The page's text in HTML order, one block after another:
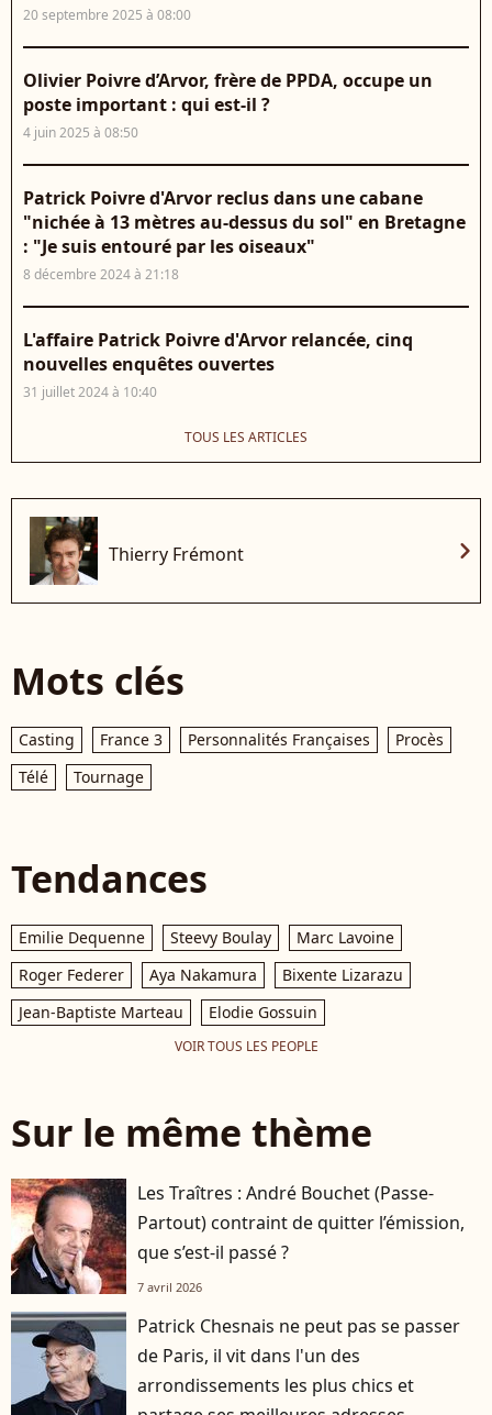
20 septembre 2025 à 08:00
Olivier Poivre d’Arvor, frère de PPDA, occupe un
poste important : qui est-il ?
4 juin 2025 à 08:50
Patrick Poivre d'Arvor reclus dans une cabane
"nichée à 13 mètres au-dessus du sol" en Bretagne
: "Je suis entouré par les oiseaux"
8 décembre 2024 à 21:18
L'affaire Patrick Poivre d'Arvor relancée, cinq
nouvelles enquêtes ouvertes
31 juillet 2024 à 10:40
TOUS LES ARTICLES
Thierry Frémont chevron_right
Mots clés
Casting France 3 Personnalités Françaises
Procès
Télé
Tournage
Tendances
Emilie Dequenne Steevy Boulay
Marc Lavoine
Roger Federer
Aya Nakamura
Bixente Lizarazu
Jean-Baptiste Marteau
Elodie Gossuin
VOIR TOUS LES PEOPLE
Sur le même thème
Les Traîtres : André Bouchet (Passe-
Partout) contraint de quitter l’émission,
que s’est-il passé ?
7 avril 2026
Patrick Chesnais ne peut pas se passer
de Paris, il vit dans l'un des
arrondissements les plus chics et